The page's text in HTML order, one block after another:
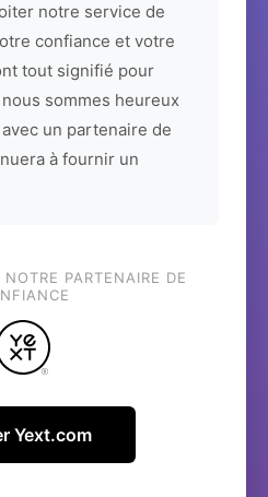
notre service de
confiance et votre
tout signifié pour
sommes heureux
un partenaire de
à fournir un
PARTENAIRE DE
Yext.com